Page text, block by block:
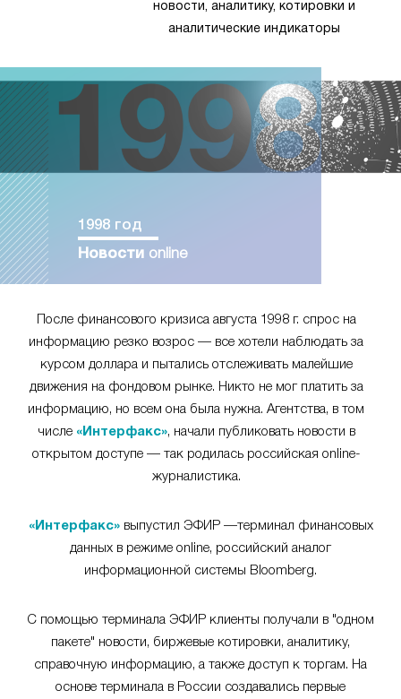
новости, аналитику, котировки и
аналитические индикаторы
1998 год
Новости online
После финансового кризиса августа 1998 г. спрос на
информацию резко возрос — все хотели наблюдать за
курсом доллара и пытались отслеживать малейшие
движения на фондовом рынке. Никто не мог платить за
информацию, но всем она была нужна. Агентства, в том
числе «Интерфакс», начали публиковать новости в
открытом доступе — так родилась российская online-
журналистика.
«Интерфакс»выпустил ЭФИР —терминал финансовых
данных в режиме online, российский аналог
информационной системы Bloomberg.
С помощью терминала ЭФИР клиенты получали в "одном
пакете" новости, биржевые котировки, аналитику,
справочную информацию, а также доступ к торгам. На
основе терминала в России создавались первые